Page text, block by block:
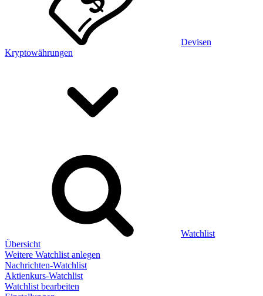
Devisen
Kryptowährungen
Watchlist
Übersicht
Weitere Watchlist anlegen
Nachrichten-Watchlist
Aktienkurs-Watchlist
Watchlist bearbeiten